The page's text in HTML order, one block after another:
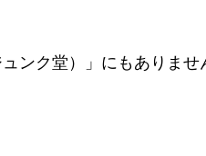
ンク堂）」にもありませ